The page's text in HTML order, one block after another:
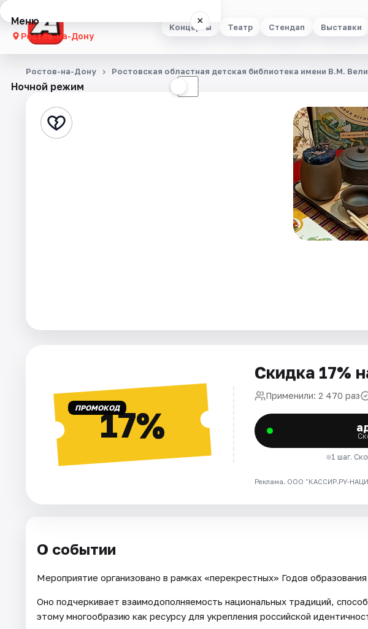
Концерты Театр Стендап Выставки
Меню ×
Ростов-на-Дону
Концерты
Стендап
Рейтинги
Ночной режим ☾
Ростов-на-Дону Ростовская областная детская библиотека имени В.М.
ПРОМОКОД17%
Скидка 17%
Применили: 2 470 раз
1 шаг.
Реклама. ООО "КАССИР.РУ-
О событии
Мероприятие организовано в рамках «перекрестных» Годов
Оно подчеркивает взаимодополняемость национальных традиций,
этому многообразию как ресурсу для укрепления российской